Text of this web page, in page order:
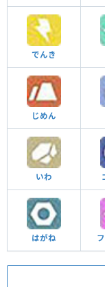
でんき
じめん
いわ
はがね